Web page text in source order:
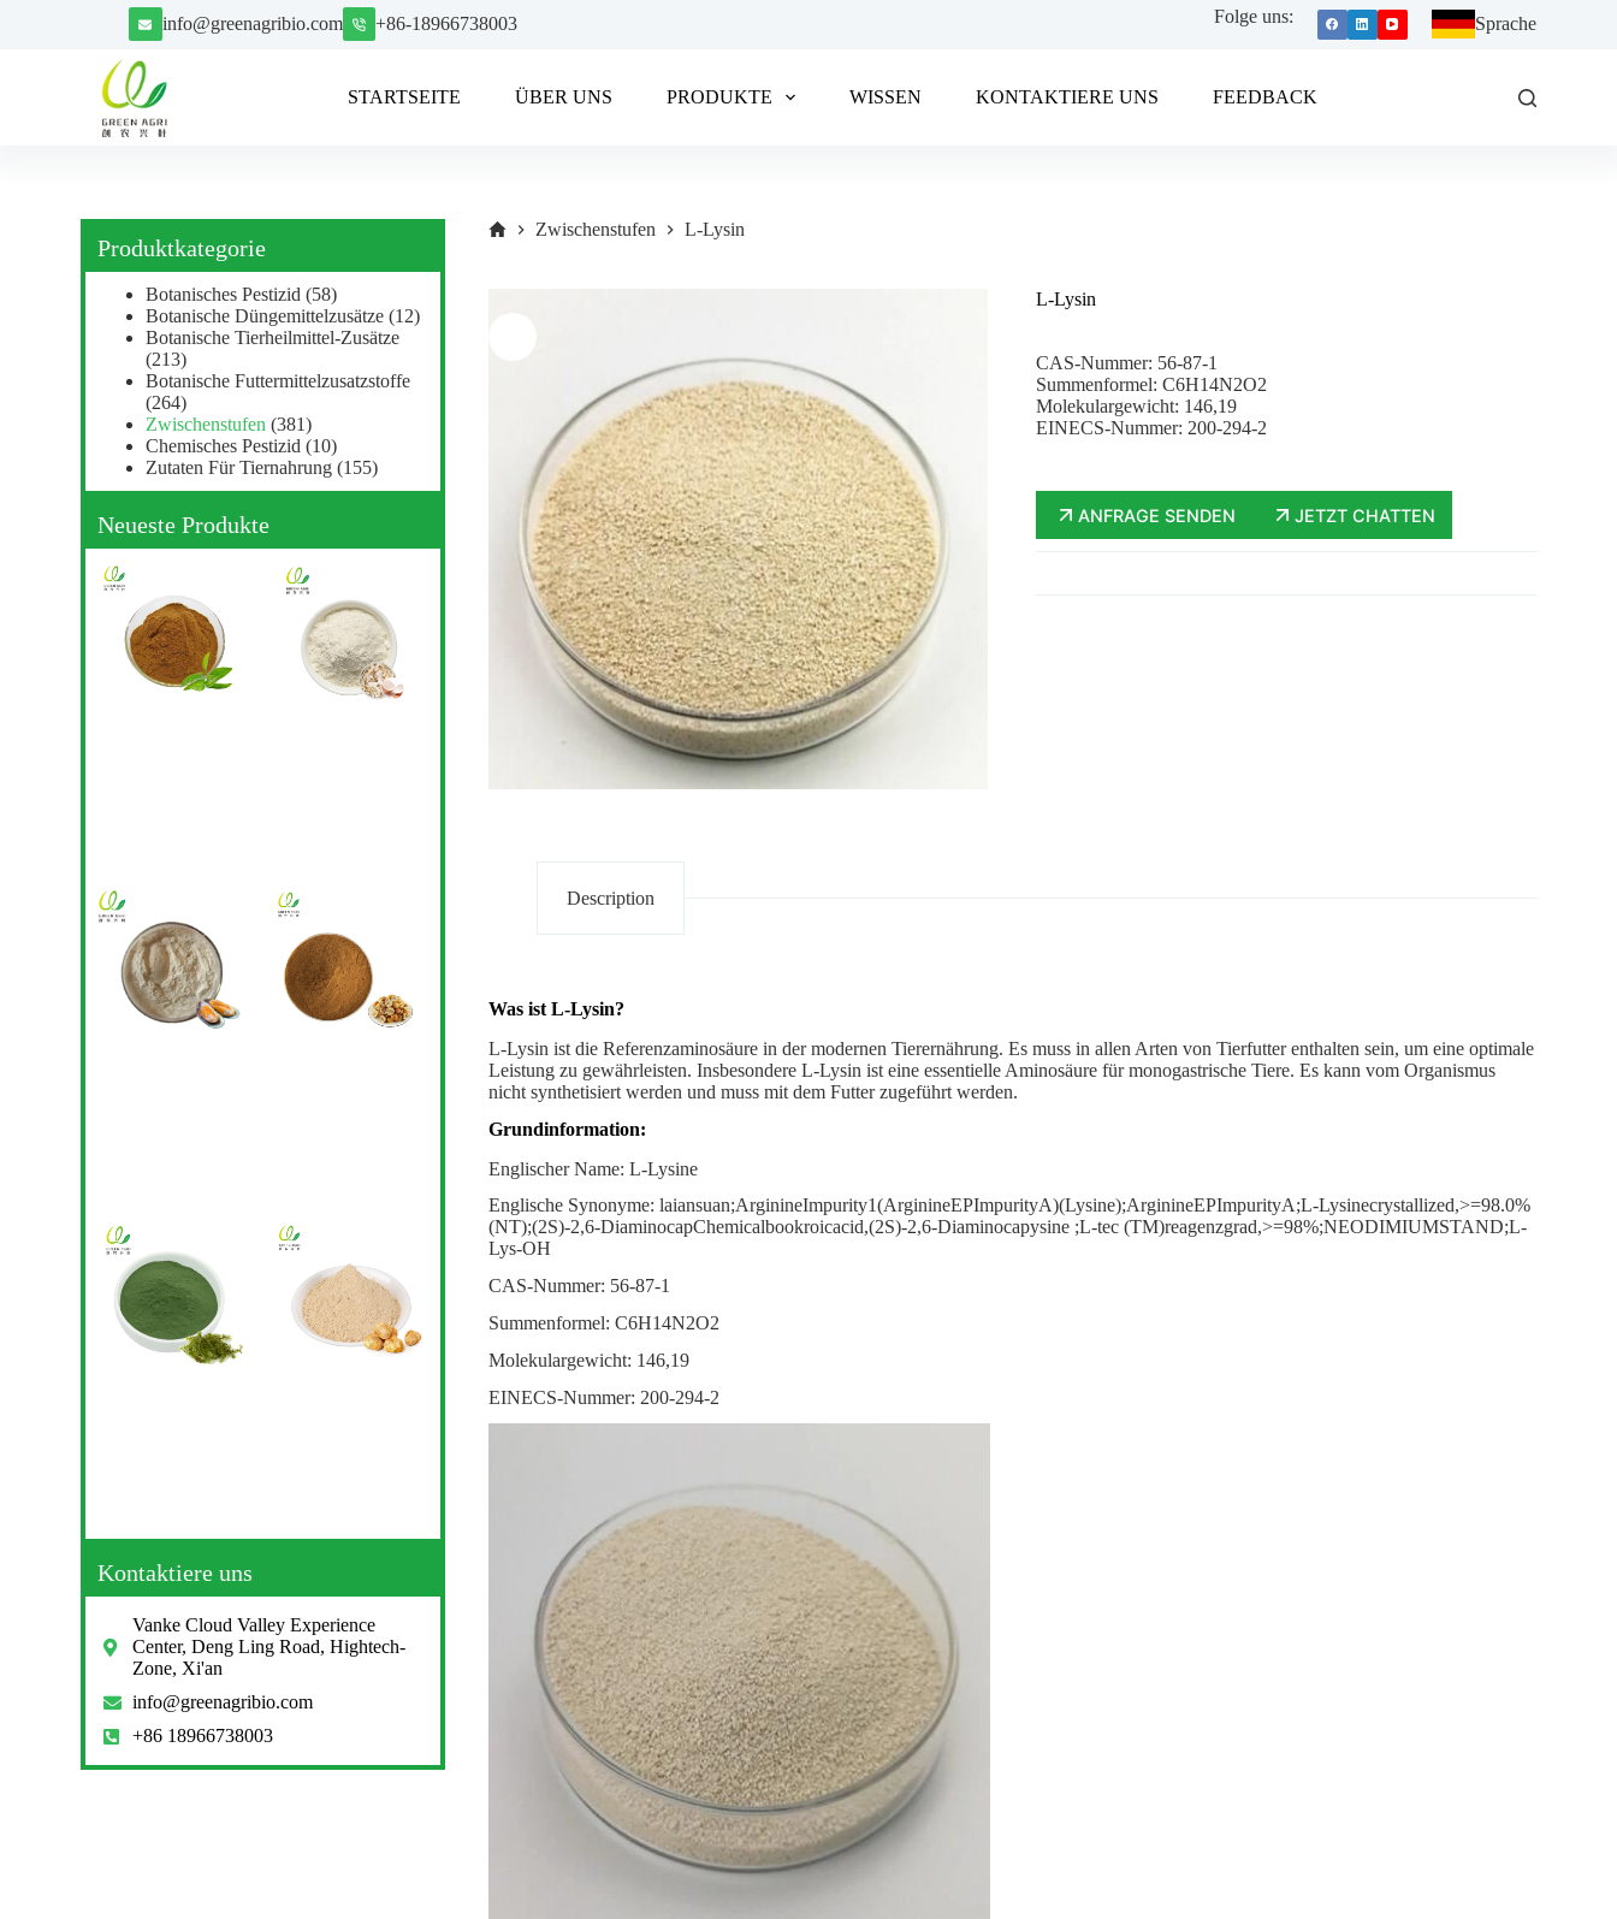
info@greenagribio.com +86-18966738003 Folge uns: Sprache
STARTSEITE ÜBER UNS PRODUKTE WISSEN KONTAKTIERE UNS FEEDBACK
Zwischenstufen L-Lysin
L-Lysin
CAS-Nummer: 56-87-1
Summenformel: C6H14N2O2
Molekulargewicht: 146,19
EINECS-Nummer: 200-294-2
ANFRAGE SENDEN JETZT CHATTEN
Description
Was ist L-Lysin?
L-Lysin ist die Referenzaminosäure in der modernen Tierernährung. Es muss in allen Arten von Tierfutter enthalten sein, um eine optimale
Leistung zu gewährleisten. Insbesondere L-Lysin ist eine essentielle Aminosäure für monogastrische Tiere. Es kann vom Organismus
nicht synthetisiert werden und muss mit dem Futter zugeführt werden.
Grundinformation:
Englischer Name: L-Lysine
Englische Synonyme: laiansuan;ArginineImpurity1(ArginineEPImpurityA)(Lysine);ArginineEPImpurityA;L-Lysinecrystallized,>=98.0%
(NT);(2S)-2,6-DiaminocapChemicalbookroicacid,(2S)-2,6-Diaminocapysine ;L-tec (TM)reagenzgrad,>=98%;NEODIMIUMSTAND;L-
Lys-OH
CAS-Nummer: 56-87-1
Summenformel: C6H14N2O2
Molekulargewicht: 146,19
EINECS-Nummer: 200-294-2
Produktkategorie
Botanisches Pestizid (58)
Botanische Düngemittelzusätze (12)
Botanische Tierheilmittel-Zusätze
(213)
Botanische Futtermittelzusatzstoffe
(264)
Zwischenstufen (381)
Chemisches Pestizid (10)
Zutaten Für Tiernahrung (155)
Neueste Produkte
Kontaktiere uns
Vanke Cloud Valley Experience
Center, Deng Ling Road, Hightech-
Zone, Xi'an
info@greenagribio.com
+86 18966738003